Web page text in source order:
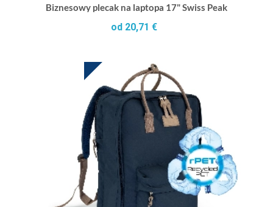
Biznesowy plecak na laptopa 17" Swiss Peak
od 20,71 €